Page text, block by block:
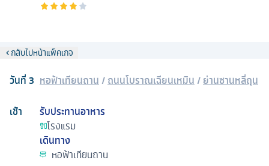
กลับไปหน้าแพ็คเกจ
วันที่3 หอฟ้าเทียนถาน /ถนนโบราณเฉียนเหมิน /ย่านซานหลี่ถุน
เช้า
รับประทานอาหาร
โรงแรม
เดินทาง
หอฟ้าเทียนถาน